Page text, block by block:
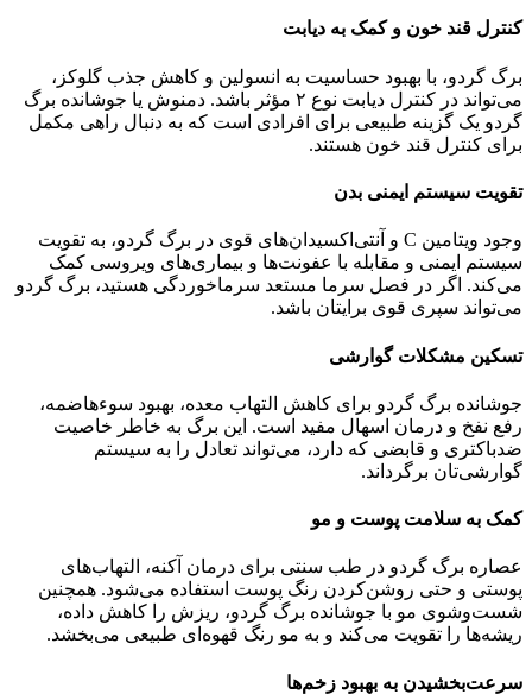
کنترل قند خون و کمک به دیابت
برگ گردو، با بهبود حساسیت به انسولین و کاهش جذب گلوکز،
می‌تواند در کنترل دیابت نوع ۲ مؤثر باشد. دمنوش یا جوشانده برگ
گردو یک گزینه طبیعی برای افرادی است که به دنبال راهی مکمل
برای کنترل قند خون هستند.
تقویت سیستم ایمنی بدن
وجود ویتامین C و آنتی‌اکسیدان‌های قوی در برگ گردو، به تقویت
سیستم ایمنی و مقابله با عفونت‌ها و بیماری‌های ویروسی کمک
می‌کند. اگر در فصل سرما مستعد سرماخوردگی هستید، برگ گردو
می‌تواند سپری قوی برایتان باشد.
تسکین مشکلات گوارشی
جوشانده برگ گردو برای کاهش التهاب معده، بهبود سوءهاضمه،
رفع نفخ و درمان اسهال مفید است. این برگ به خاطر خاصیت
ضدباکتری و قابضی که دارد، می‌تواند تعادل را به سیستم
گوارشی‌تان برگرداند.
کمک به سلامت پوست و مو
عصاره برگ گردو در طب سنتی برای درمان آکنه، التهاب‌های
پوستی و حتی روشن‌کردن رنگ پوست استفاده می‌شود. همچنین
شست‌وشوی مو با جوشانده برگ گردو، ریزش را کاهش داده،
ریشه‌ها را تقویت می‌کند و به مو رنگ قهوه‌ای طبیعی می‌بخشد.
سرعت‌بخشیدن به بهبود زخم‌ها